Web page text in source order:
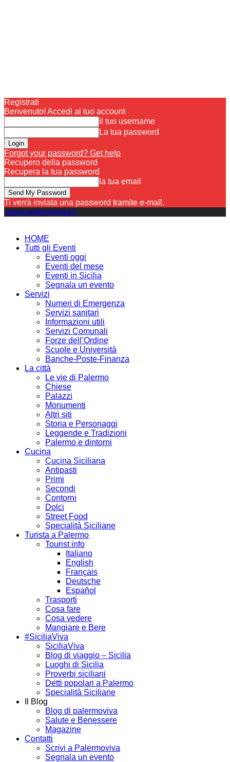
Registrati
Benvenuto! Accedi al tuo account
il tuo username
La tua password
Forgot your password? Get help
Recupero della password
Recupera la tua password
la tua email
Ti verrà inviata una password tramite e-mail.
www.palermoviva.it
HOME
Tutti gli Eventi
Eventi oggi
Eventi del mese
Eventi in Sicilia
Segnala un evento
Servizi
Numeri di Emergenza
Servizi sanitari
Informazioni utili
Servizi Comunali
Forze dell’Ordine
Scuole e Università
Banche-Poste-Finanza
La città
Le vie di Palermo
Chiese
Palazzi
Monumenti
Altri siti
Storia e Personaggi
Leggende e Tradizioni
Palermo e dintorni
Cucina
Cucina Siciliana
Antipasti
Primi
Secondi
Contorni
Dolci
Street Food
Specialità Siciliane
Turista a Palermo
Tourist info
Italiano
English
Français
Deutsche
Español
Trasporti
Cosa fare
Cosa vedere
Mangiare e Bere
#SiciliaViva
SiciliaViva
Blog di viaggio – Sicilia
Luoghi di Sicilia
Proverbi siciliani
Detti popolari a Palermo
Specialità Siciliane
Il Blog
Blog di palermoviva
Salute e Benessere
Magazine
Contatti
Scrivi a Palermoviva
Segnala un evento